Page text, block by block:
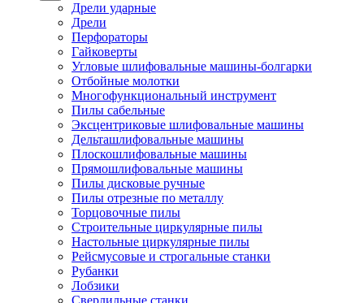
Дрели ударные
Дрели
Перфораторы
Гайковерты
Угловые шлифовальные машины-болгарки
Отбойные молотки
Многофункциональный инструмент
Пилы сабельные
Эксцентриковые шлифовальные машины
Дельташлифовальные машины
Плоскошлифовальные машины
Прямошлифовальные машины
Пилы дисковые ручные
Пилы отрезные по металлу
Торцовочные пилы
Строительные циркулярные пилы
Настольные циркулярные пилы
Рейсмусовые и строгальные станки
Рубанки
Лобзики
Сверлильные станки